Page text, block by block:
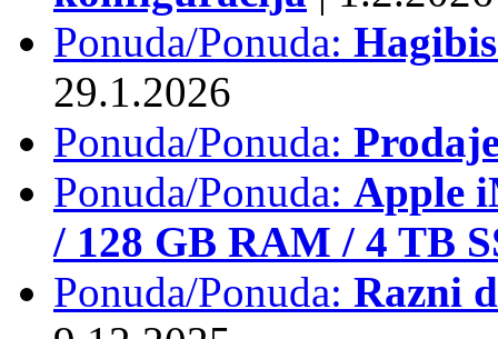
Ponuda/Ponuda:
29.1.2026
Ponuda/Ponuda:
Ponuda/Ponuda: Apple
/ 128 GB RAM / 4 TB
Ponuda/Ponuda: Razni